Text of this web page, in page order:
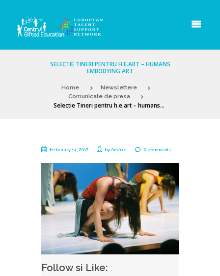
SELECTIE TINERI PENTRU H.E.ART – HUMANS
EMBODYING ART
Home
Newslettere
Comunicate de presa
Selectie Tineri pentru h.e.art – humans...
February 14, 2017 byAndrei 0 comments
Follow si Like: